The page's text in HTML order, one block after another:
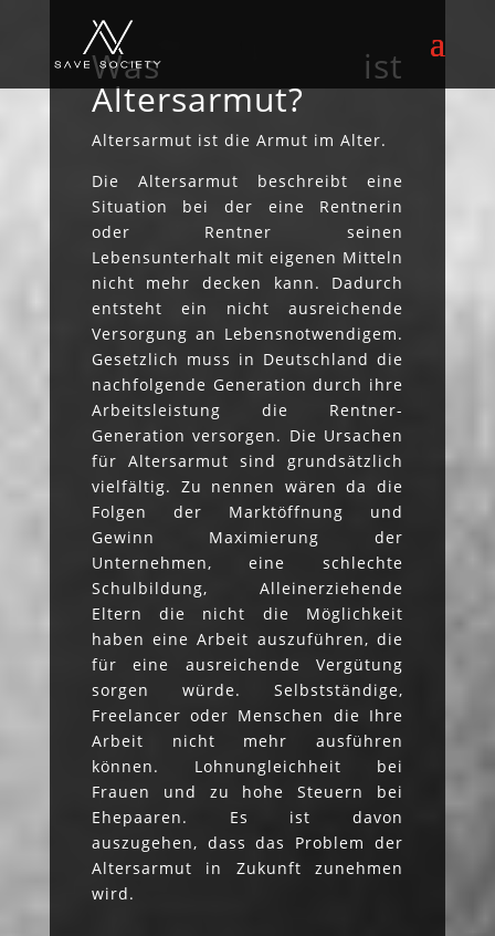
Was ist
Altersarmut?
Altersarmut ist die Armut im Alter.
Die Altersarmut beschreibt eine
Situation bei der eine Rentnerin
oder Rentner seinen
Lebensunterhalt mit eigenen Mitteln
nicht mehr decken kann. Dadurch
entsteht ein nicht ausreichende
Versorgung an Lebensnotwendigem.
Gesetzlich muss in Deutschland die
nachfolgende Generation durch ihre
Arbeitsleistung die Rentner-
Generation versorgen. Die Ursachen
für Altersarmut sind grundsätzlich
vielfältig. Zu nennen wären da die
Folgen der Marktöffnung und
Gewinn Maximierung der
Unternehmen, eine schlechte
Schulbildung, Alleinerziehende
Eltern die nicht die Möglichkeit
haben eine Arbeit auszuführen, die
für eine ausreichende Vergütung
sorgen würde. Selbstständige,
Freelancer oder Menschen die Ihre
Arbeit nicht mehr ausführen
können. Lohnungleichheit bei
Frauen und zu hohe Steuern bei
Ehepaaren. Es ist davon
auszugehen, dass das Problem der
Altersarmut in Zukunft zunehmen
wird.